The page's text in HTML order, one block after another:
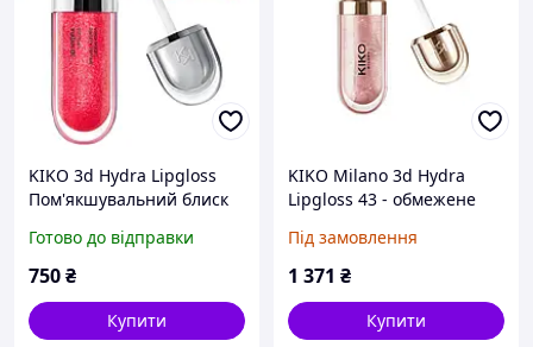
KIKO 3d Hydra Lipgloss
Пом'якшувальний блиск
Red
Готово до відправки
750₴
Купити
KIKO Milano 3d Hydra
Lipgloss 43 - обмежене
блиск для губ із ефектом
3d
Під замовлення
1 371 ₴
Купити